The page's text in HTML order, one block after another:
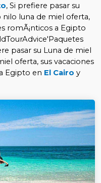
, Si prefiere pasar su
nilo luna de miel oferta,
romÃ¡nticos a Egipto
pasar su Luna de miel
oferta, sus vacaciones
Egipto en El Cairo y